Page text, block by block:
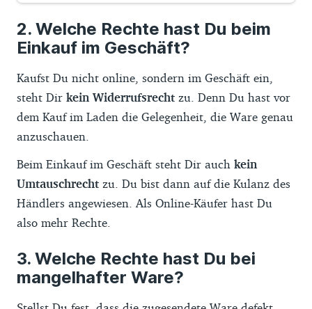
Welche Rechte hast Du beim
Einkauf im Geschäft?
Kaufst Du nicht online, sondern im Geschäft ein,
steht Dir kein Widerrufsrecht zu. Denn Du hast vor
dem Kauf im Laden die Gelegenheit, die Ware genau
anzuschauen.
Beim Einkauf im Geschäft steht Dir auch kein
Umtauschrecht zu. Du bist dann auf die Kulanz des
Händlers angewiesen. Als Online-Käufer hast Du
also mehr Rechte.
Welche Rechte hast Du bei
mangelhafter Ware?